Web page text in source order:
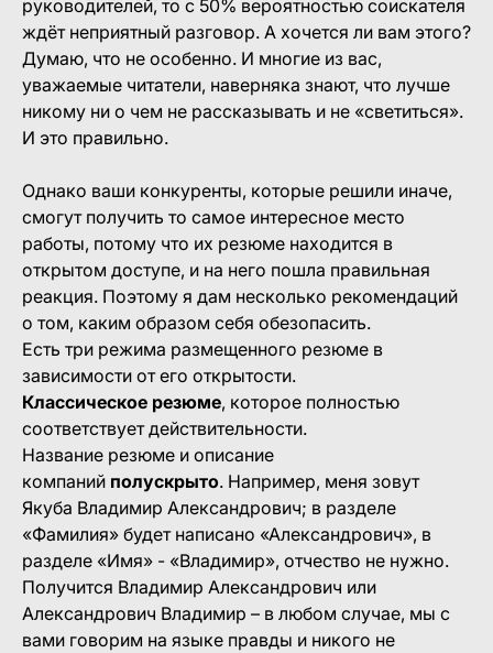
руководителей, то с 50% вероятностью соискателя
ждёт неприятный разговор. А хочется ли вам этого?
Думаю, что не особенно. И многие из вас,
уважаемые читатели, наверняка знают, что лучше
никому ни о чем не рассказывать и не «светиться».
И это правильно.
Однако ваши конкуренты, которые решили иначе,
смогут получить то самое интересное место
работы, потому что их резюме находится в
открытом доступе, и на него пошла правильная
реакция. Поэтому я дам несколько рекомендаций
о том, каким образом себя обезопасить.
Есть три режима размещенного резюме в
зависимости от его открытости.
Классическое резюме, которое полностью
соответствует действительности.
Название резюме и описание
компаний полускрыто. Например, меня зовут
Якуба Владимир Александрович; в разделе
«Фамилия» будет написано «Александрович», в
разделе «Имя» - «Владимир», отчество не нужно.
Получится Владимир Александрович или
Александрович Владимир – в любом случае, мы с
вами говорим на языке правды и никого не